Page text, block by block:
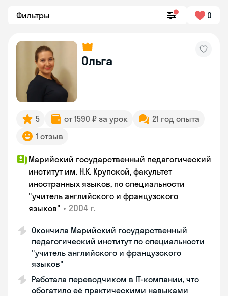
Фильтры 0
Ольга
5 от 1590 ₽ за урок
21 год опыта
1 отзыв
Марийский государственный педагогический
институт им. Н.К. Крупской, факультет
иностранных языков, по специальности
"учитель английского и французского
языков" • 2004 г.
Окончила Марийский государственный
педагогический институт по специальности
"учитель английского и французского
языков"
Работала переводчиком в IT-компании, что
обогатило её практическими навыками